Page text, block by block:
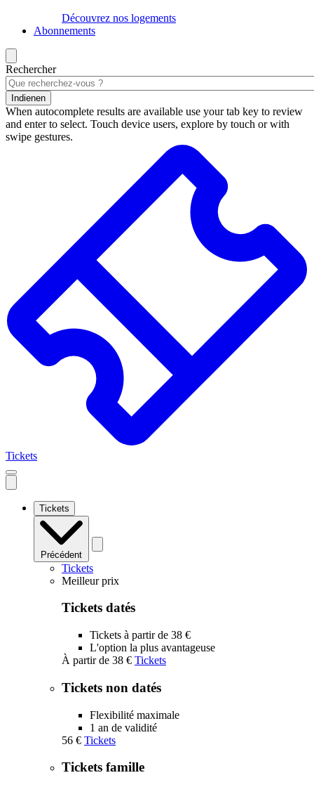
Découvrez nos logements
Abonnements
Rechercher
Indienen
When autocomplete results are available use your tab key to review
and enter to select. Touch device users, explore by touch or with
swipe gestures.
Tickets
Open
mobile
Tickets
Précédent
Tickets
Meilleur prix
Tickets datés
Tickets à partir de 38 €
L'option la plus avantageuse
À partir de 38 € Tickets
Tickets non datés
Flexibilité maximale
1 an de validité
56 € Tickets
Tickets famille